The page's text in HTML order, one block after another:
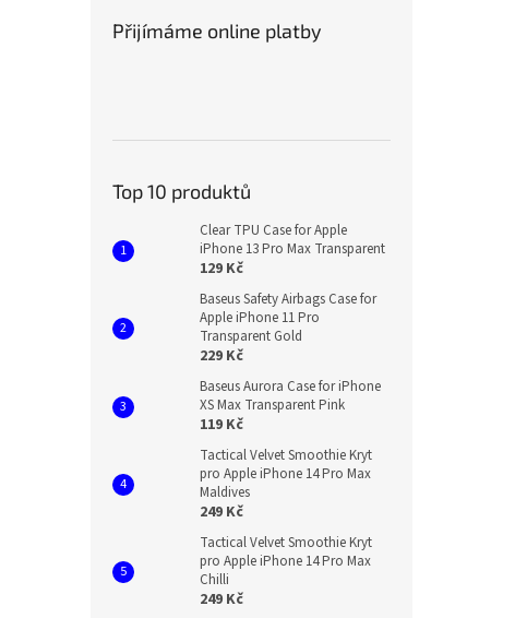
Přijímáme online platby
Top 10 produktů
Clear TPU Case for Apple
iPhone 13 Pro Max Transparent
129 Kč
Baseus Safety Airbags Case for
Apple iPhone 11 Pro
Transparent Gold
229 Kč
Baseus Aurora Case for iPhone
XS Max Transparent Pink
119 Kč
Tactical Velvet Smoothie Kryt
pro Apple iPhone 14 Pro Max
Maldives
249 Kč
Tactical Velvet Smoothie Kryt
pro Apple iPhone 14 Pro Max
Chilli
249 Kč